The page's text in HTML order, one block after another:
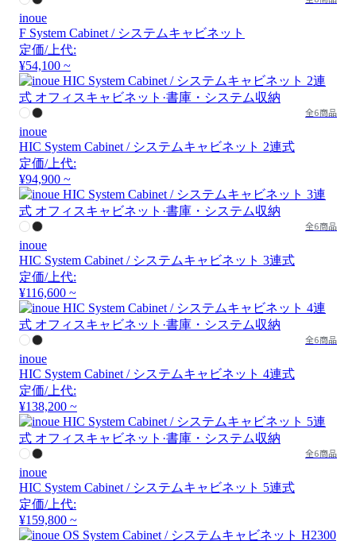
inoue
F System Cabinet / システムキャビネット
定価/上代:
¥54,100 ~
全6商品
inoue
HIC System Cabinet / システムキャビネット 2連式
定価/上代:
¥94,900 ~
全6商品
inoue
HIC System Cabinet / システムキャビネット 3連式
定価/上代:
¥116,600 ~
全6商品
inoue
HIC System Cabinet / システムキャビネット 4連式
定価/上代:
¥138,200 ~
全6商品
inoue
HIC System Cabinet / システムキャビネット 5連式
定価/上代:
¥159,800 ~